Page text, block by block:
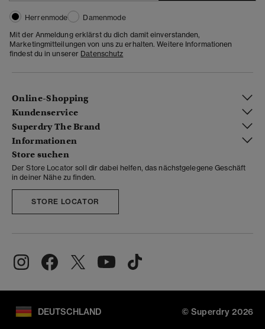
Herrenmode
Damenmode
Mit der Anmeldung erklärst du dich damit einverstanden,
Marketingmitteilungen von uns zu erhalten. Weitere Informationen
findest du in unserer Datenschutz
Online-Shopping
Kundenservice
Superdry The Brand
Informationen
Store suchen
Der Store Locator soll dir dabei helfen, das nächstgelegene Geschäft
in deiner Nähe zu finden.
STORE LOCATOR
DEUTSCHLAND © Superdry 2026